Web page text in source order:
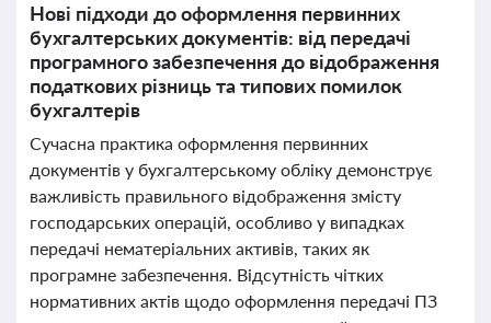
Нові підходи до оформлення первинних
бухгалтерських документів: від передачі
програмного забезпечення до відображення
податкових різниць та типових помилок
бухгалтерів
Сучасна практика оформлення первинних
документів у бухгалтерському обліку демонструє
важливість правильного відображення змісту
господарських операцій, особливо у випадках
передачі нематеріальних активів, таких як
програмне забезпечення. Відсутність чітких
нормативних актів щодо оформлення передачі ПЗ